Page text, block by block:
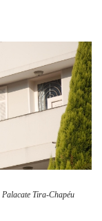
Palacate Tira-Chapéu